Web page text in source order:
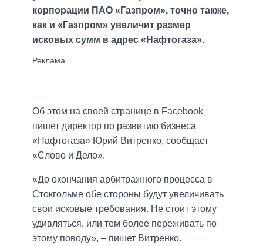
корпорации ПАО «Газпром», точно также,
как и «Газпром» увеличит размер
исковых сумм в адрес «Нафтогаза».
Об этом на своей странице в Facebook
пишет директор по развитию бизнеса
«Нафтогаза» Юрий Витренко, сообщает
«Слово и Дело».
«До окончания арбитражного процесса в
Стокгольме обе стороны будут увеличивать
свои исковые требования. Не стоит этому
удивляться, или тем более переживать по
этому поводу», – пишет Витренко.